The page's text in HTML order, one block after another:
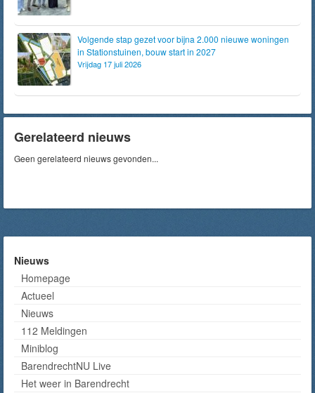
Volgende stap gezet voor bijna 2.000 nieuwe woningen
in Stationstuinen, bouw start in 2027
Vrijdag 17 juli 2026
Gerelateerd nieuws
Geen gerelateerd nieuws gevonden...
Nieuws
Homepage
Actueel
Nieuws
112 Meldingen
Miniblog
BarendrechtNU Live
Het weer in Barendrecht